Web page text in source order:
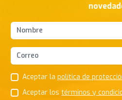
Nombres y apellidos
Correo Electrónico
Aceptar lapolítica de
Aceptar lostérminos y